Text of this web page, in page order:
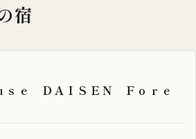
宿
ｓｅ ＤＡＩＳＥＮ Ｆｏｒｅ